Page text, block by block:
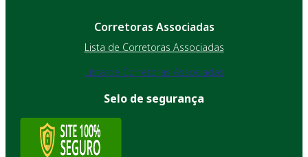
Corretoras Associadas
Lista de Corretoras Associadas
Lista de Corretoras Associadas
Selo de segurança